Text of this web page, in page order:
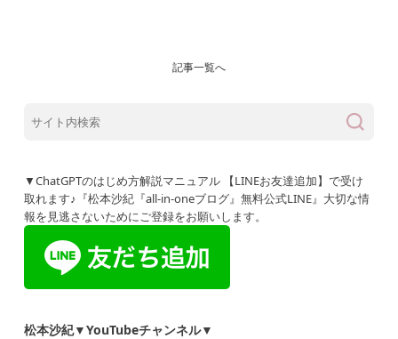
記事一覧へ
▼ChatGPTのはじめ方解説マニュアル 【LINEお友達追加】で受け
取れます♪『松本沙紀『all-in-oneブログ』無料公式LINE』大切な情
報を見逃さないためにご登録をお願いします。
松本沙紀▼YouTubeチャンネル▼